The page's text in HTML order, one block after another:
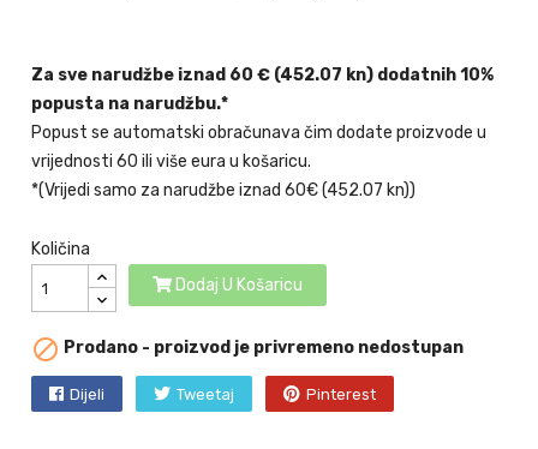
Za sve narudžbe iznad 60 € (452.07 kn) dodatnih 10%
popusta na narudžbu.*
Popust se automatski obračunava čim dodate proizvode u
vrijednosti 60 ili više eura u košaricu.
*(Vrijedi samo za narudžbe iznad 60€ (452.07 kn))
Količina
Dodaj U Košaricu
 Prodano - proizvod je privremeno nedostupan
Dijeli Tweetaj Pinterest